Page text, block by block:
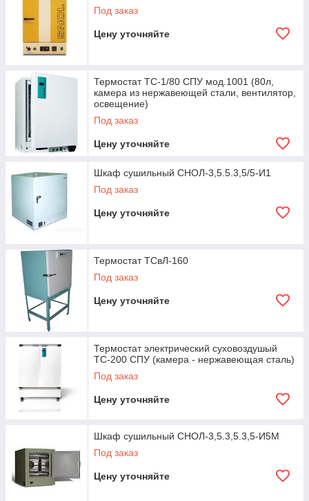
Заберите заказ у выбранного
У нас есть все виды
термооборудования для лабораторий
Предлагаем современное оборудование, с гарантиями от
завода-изготовителя и по его расценкам. Бронируйте прямо
сейчас!
Под заказ
Цену уточняйте
Термостат ТС-1/80 СПУ мод.1001 (80л,
камера из нержавеющей стали, вентилятор,
освещение)
Под заказ
Цену уточняйте
Шкаф сушильный СНОЛ-3,5.5.3,5/5-И1
Под заказ
Цену уточняйте
Термостат ТСвЛ-160
Под заказ
Цену уточняйте
Термостат электрический суховоздушый
ТС-200 СПУ (камера - нержавеющая сталь)
Под заказ
Цену уточняйте
Шкаф сушильный СНОЛ-3,5.3,5.3,5-И5М
Под заказ
Цену уточняйте